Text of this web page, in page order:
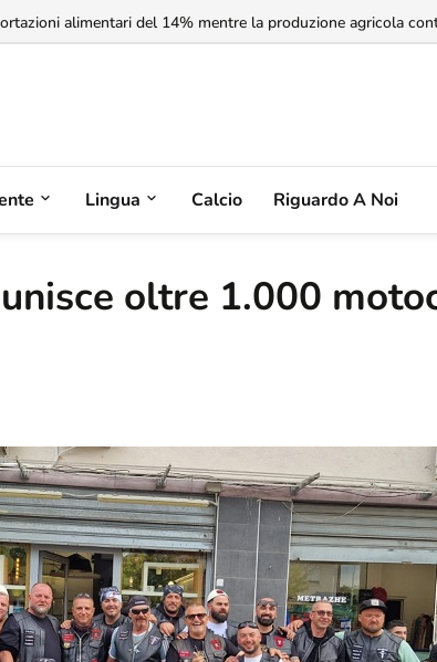
la Serbia non riconosce il Kosovo, ma l'Albania potrebbe
Lingua Calcio Riguardo A Noi
oltre 1.000